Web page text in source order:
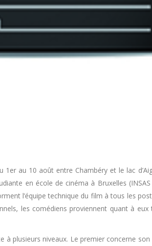
au 10 août entre Chambéry et le lac
en école de cinéma à Bruxelles
l’équipe technique du film à tous les
les comédiens proviennent quant à
plusieurs niveaux. Le premier concerne